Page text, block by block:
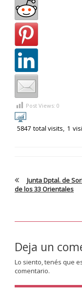
Post Views: 0
5847 total visits, 1
Junta Dptal. de
de los 33 Orientales
Deja un
Lo siento, tenés que
comentario.